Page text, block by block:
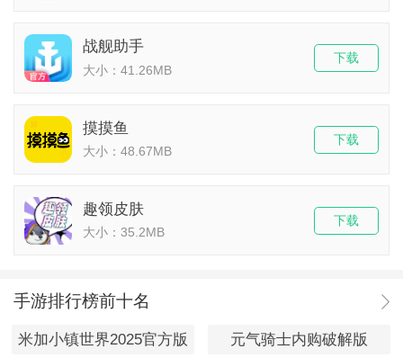
战舰助手
大小：41.26MB
下载
摸摸鱼
大小：48.67MB
下载
趣领皮肤
大小：35.2MB
下载
手游排行榜前十名
米加小镇世界2025官方版 元气骑士内购破解版